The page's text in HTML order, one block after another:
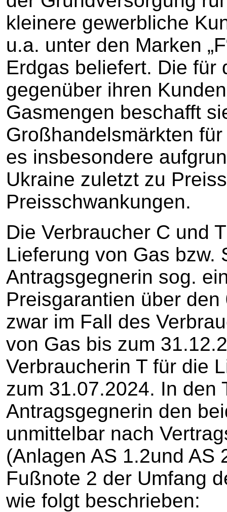
kleinere gewerbliche
u.a. unter den Marken
Erdgas beliefert. Die für
gegenüber ihren
Gasmengen beschafft
Großhandelsmärkten
es insbesondere
Ukraine zuletzt zu
Preisschwankungen.
Die Verbraucher C und
Lieferung von Gas bzw.
Antragsgegnerin sog.
Preisgarantien über
zwar im Fall des
von Gas bis zum
Verbraucherin T für die
zum 31.07.2024. In den
Antragsgegnerin den
unmittelbar nach
(Anlagen AS 1.2und AS
Fußnote 2 der Umfang
wie folgt beschrieben: